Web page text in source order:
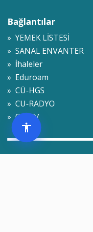
Bağlantılar
» YEMEK LİSTESİ
» SANAL ENVANTER
» İhaleler
» Eduroam
» CÜ-HGS
» CU-RADYO
» CU-TV